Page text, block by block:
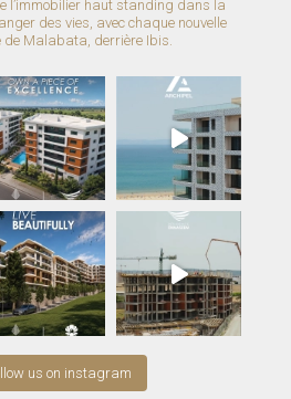
l’immobilier haut standing dans la
des vies, avec chaque nouvelle
de Malabata, derrière Ibis.
us on instagram